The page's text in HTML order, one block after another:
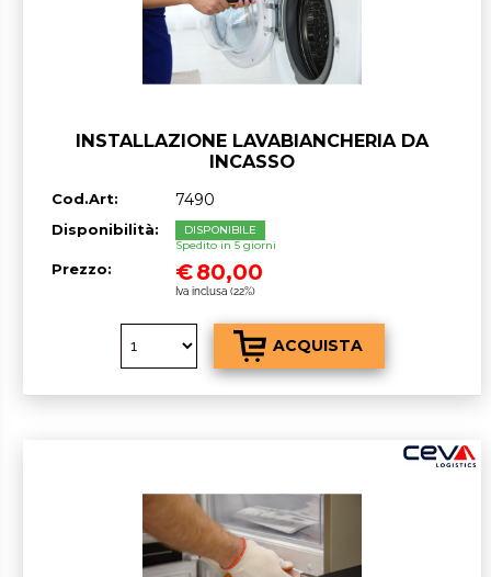
INSTALLAZIONE LAVABIANCHERIA DA
INCASSO
Cod.Art: 7490
Disponibilità:
DISPONIBILE
Spedito in 5 giorni
Prezzo: €80,00
Iva inclusa (22%)